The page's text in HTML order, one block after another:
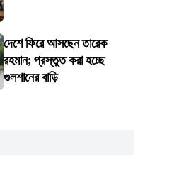
দেশে ফিরে আসছেন তারেক
রহমান; প্রস্তুত করা হচ্ছে
গুলশানের বাড়ি